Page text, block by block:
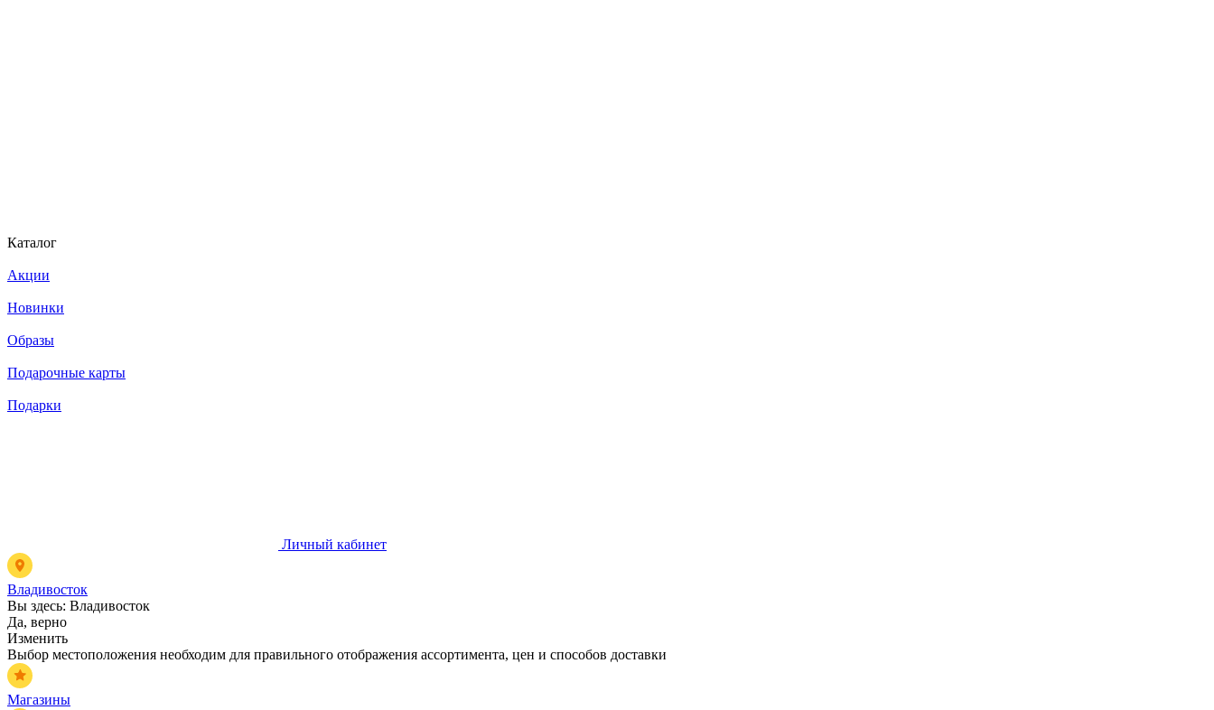
Каталог
Акции
Новинки
Образы
Подарочные карты
Подарки
Личный кабинет
Владивосток
Вы здесь: Владивосток
Да, верно
Изменить
Выбор местоположения необходим для правильного отображения ассортимента, цен и способов доставки
Магазины